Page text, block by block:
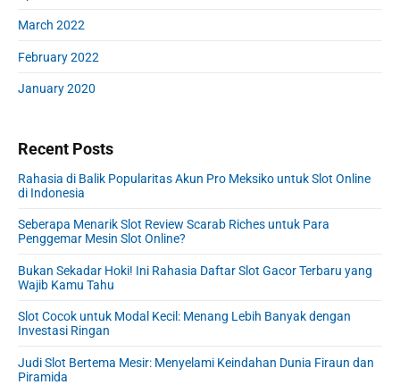
March 2022
February 2022
January 2020
Recent Posts
Rahasia di Balik Popularitas Akun Pro Meksiko untuk Slot Online
di Indonesia
Seberapa Menarik Slot Review Scarab Riches untuk Para
Penggemar Mesin Slot Online?
Bukan Sekadar Hoki! Ini Rahasia Daftar Slot Gacor Terbaru yang
Wajib Kamu Tahu
Slot Cocok untuk Modal Kecil: Menang Lebih Banyak dengan
Investasi Ringan
Judi Slot Bertema Mesir: Menyelami Keindahan Dunia Firaun dan
Piramida